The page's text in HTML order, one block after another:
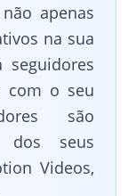
apenas
na sua
seguidores
com o seu
são
dos seus
Videos,